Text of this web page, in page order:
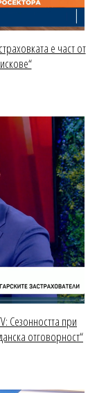
е част от
Сезонността при
отговорност“